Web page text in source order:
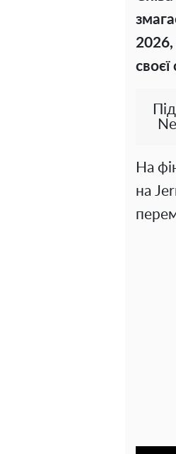
2026,
На
на